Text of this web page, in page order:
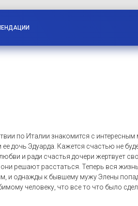
по Италии знакомится с
дочь Эдуарда. Кажется счастью не
и ради счастья дочери жертвует
решают расстаться. Теперь вся
и однажды к бывшему мужу Элены
человеку, что все то что было